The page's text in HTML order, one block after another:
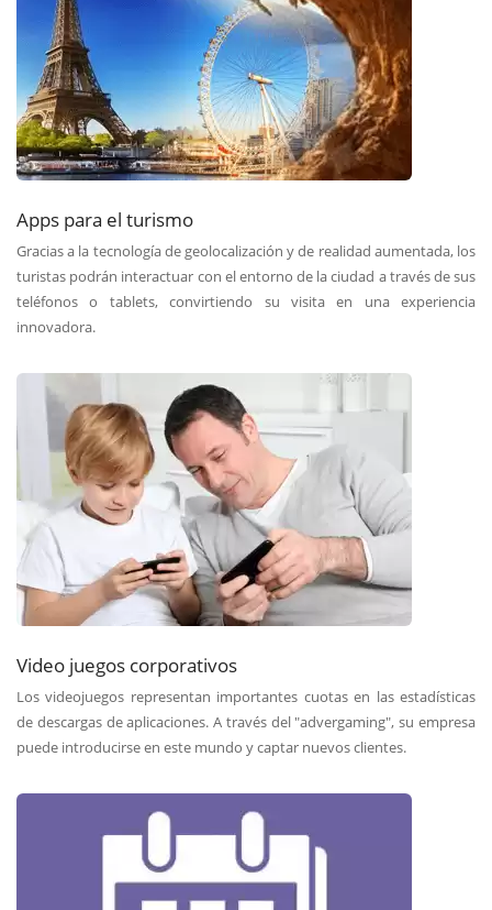
Apps para el turismo
Gracias a la tecnología de geolocalización y de realidad aumentada, los
turistas podrán interactuar con el entorno de la ciudad a través de sus
teléfonos o tablets, convirtiendo su visita en una experiencia
innovadora.
Video juegos corporativos
Los videojuegos representan importantes cuotas en las estadísticas
de descargas de aplicaciones. A través del "advergaming", su empresa
puede introducirse en este mundo y captar nuevos clientes.